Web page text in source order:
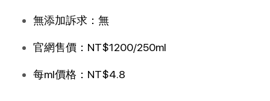
無添加訴求：無
官網售價：NT$1200/250ml
每ml價格：NT$4.8